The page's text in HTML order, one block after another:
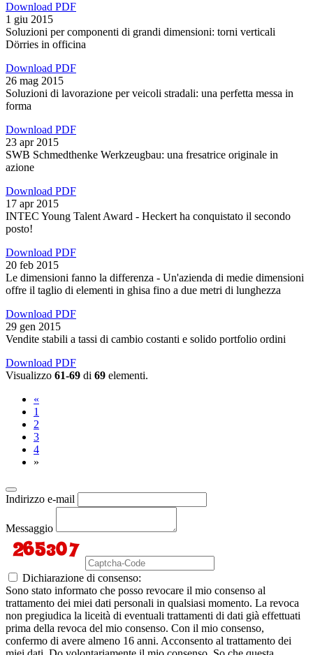
Download PDF
1 giu 2015
Soluzioni per componenti di grandi dimensioni: torni verticali
Dörries in officina
Download PDF
26 mag 2015
Soluzioni di lavorazione per veicoli stradali: una perfetta messa in
forma
Download PDF
23 apr 2015
SWB Schmedthenke Werkzeugbau: una fresatrice originale in
azione
Download PDF
17 apr 2015
INTEC Young Talent Award - Heckert ha conquistato il secondo
posto!
Download PDF
20 feb 2015
Le dimensioni fanno la differenza - Un'azienda di medie dimensioni
offre il taglio di elementi in ghisa fino a due metri di lunghezza
Download PDF
29 gen 2015
Vendite stabili a tassi di cambio costanti e solido portfolio ordini
Download PDF
Visualizzo 61-69 di 69 elementi.
«
1
2
3
4
»
Indirizzo e-mail
Messaggio
Dichiarazione di consenso:
Sono stato informato che posso revocare il mio consenso al
trattamento dei miei dati personali in qualsiasi momento. La revoca
non pregiudica la liceità di eventuali trattamenti di dati già effettuati
prima della revoca del mio consenso. Con il mio consenso,
confermo di avere almeno 16 anni. Acconsento al trattamento dei